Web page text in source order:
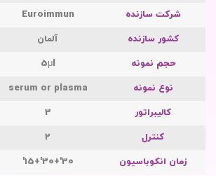
شرکت سازنده
Euroimmun
کشور سازنده
آلمان
حجم نمونه
5μl
نوع نمونه
serum or plasma
کالیبراتور
3
کنترل
2
زمان انکوباسیون
30'+30'+15'